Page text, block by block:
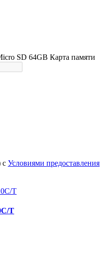
SD 64GB Карта памяти
с Условиями предоставления
T